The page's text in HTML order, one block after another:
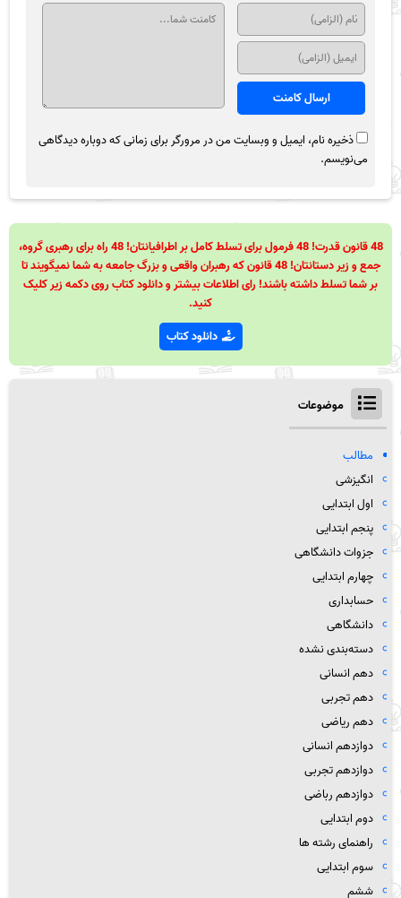
ذخیره نام، ایمیل و وبسایت من در مرورگر برای زمانی که دوباره دیدگاهی
می‌نویسم.
48 قانون قدرت! 48 فرمول برای تسلط کامل بر اطرافیانتان! 48 راه برای رهبری گروه،
جمع و زیر دستانتان! 48 قانون که رهبران واقعی و بزرگ جامعه به شما نمیگویند تا
بر شما تسلط داشته باشند! رای اطلاعات بیشتر و دانلود کتاب روی دکمه زیر کلیک
کنید.
دانلود کتاب
موضوعات
مطالب
انگیزشی
اول ابتدایی
پنجم ابتدایی
جزوات دانشگاهی
چهارم ابتدایی
حسابداری
دانشگاهی
دسته‌بندی نشده
دهم انسانی
دهم تجربی
دهم ریاضی
دوازدهم انسانی
دوازدهم تجربی
دوازدهم رباضی
دوم ابتدایی
راهنمای رشته ها
سوم ابتدایی
ششم